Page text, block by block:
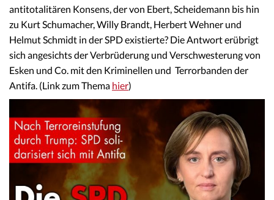
antitotalitären Konsens, der von Ebert, Scheidemann bis hin
zu Kurt Schumacher, Willy Brandt, Herbert Wehner und
Helmut Schmidt in der SPD existierte? Die Antwort erübrigt
sich angesichts der Verbrüderung und Verschwesterung von
Esken und Co. mit den Kriminellen und Terrorbanden der
Antifa. (Link zum Thema hier)